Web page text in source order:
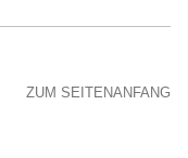
ZUM SEITENANFANG